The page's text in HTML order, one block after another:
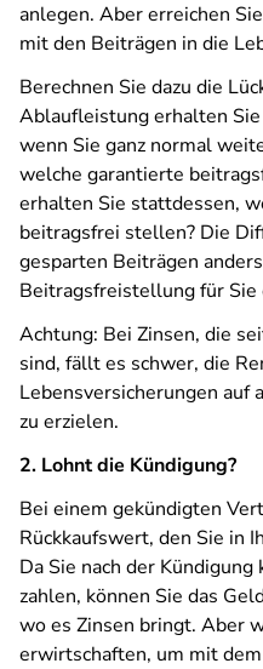
anlegen. Aber erreichen
mit den Beiträgen in die
Berechnen Sie dazu die
Ablaufleistung erhalten
wenn Sie ganz normal
welche garantierte
erhalten Sie stattdessen,
beitragsfrei stellen? Die
gesparten Beiträgen
Beitragsfreistellung für
Achtung: Bei Zinsen, die
sind, fällt es schwer, die
Lebensversicherungen auf
zu erzielen.
2. Lohnt die Kündigung?
Bei einem gekündigten
Rückkaufswert, den Sie in
Da Sie nach der
zahlen, können Sie das
wo es Zinsen bringt. Aber
erwirtschaften, um mit